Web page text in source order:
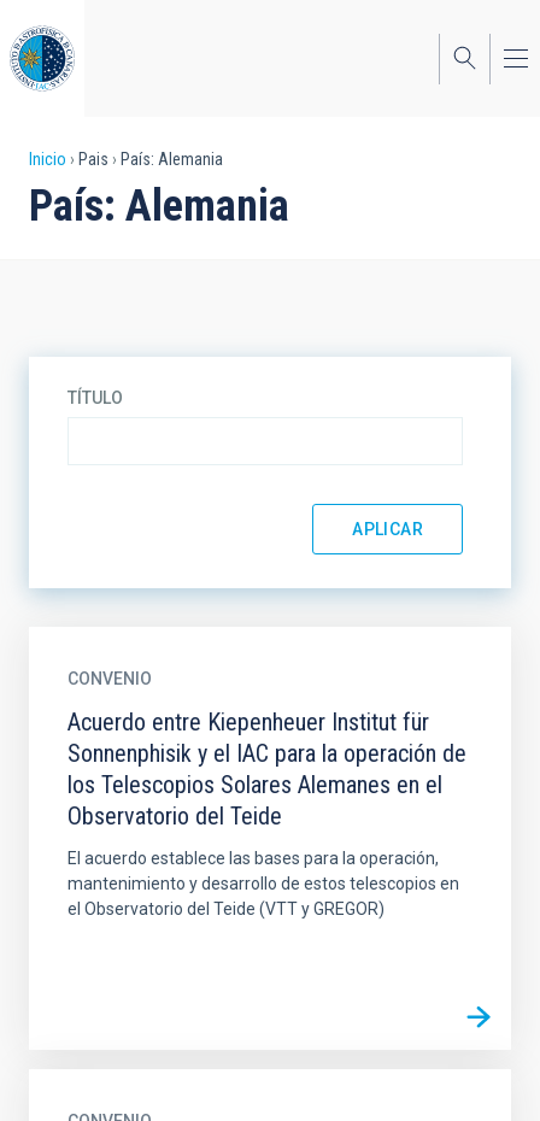
al
contenido
principal
Sobrescribir
enlaces
navegación
Inicio Pais País: Alemania
País: Alemania
TÍTULO
CONVENIO
Acuerdo entre Kiepenheuer Institut für
Sonnenphisik y el IAC para la operación de
los Telescopios Solares Alemanes en el
Observatorio del Teide
El acuerdo establece las bases para la operación,
mantenimiento y desarrollo de estos telescopios en
el Observatorio del Teide (VTT y GREGOR)